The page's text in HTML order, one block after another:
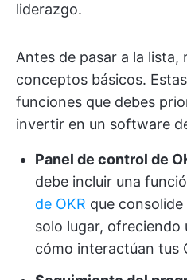
liderazgo.
Antes de pasar a la lista,
conceptos básicos.
funciones que debes
invertir en un software
Panel de control de
debe incluir una
de OKR que
solo lugar, ofreciendo
cómo interactúan tus